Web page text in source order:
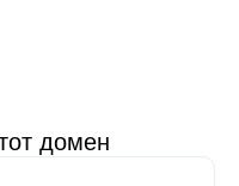
домен